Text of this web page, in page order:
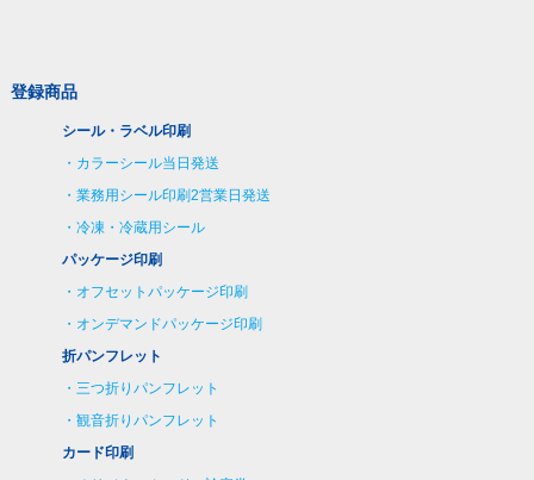
登録商品
シール・ラベル印刷
カラーシール当日発送
業務用シール印刷2営業日発送
冷凍・冷蔵用シール
パッケージ印刷
オフセットパッケージ印刷
オンデマンドパッケージ印刷
折パンフレット
三つ折りパンフレット
観音折りパンフレット
カード印刷